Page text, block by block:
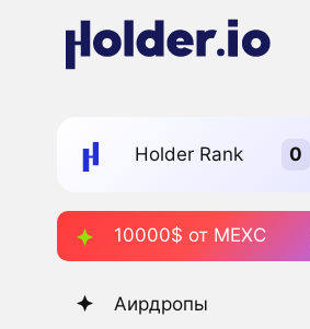
Holder Rank
10000$ от MEXC
Аирдропы